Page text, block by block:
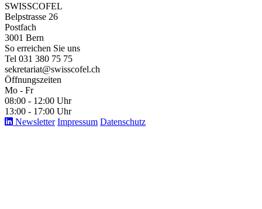
SWISSCOFEL
Belpstrasse 26
Postfach
3001 Bern
So erreichen Sie uns
Tel 031 380 75 75
sekretariat@swisscofel.ch
Öffnungszeiten
Mo - Fr
08:00 - 12:00 Uhr
13:00 - 17:00 Uhr
Newsletter Impressum Datenschutz